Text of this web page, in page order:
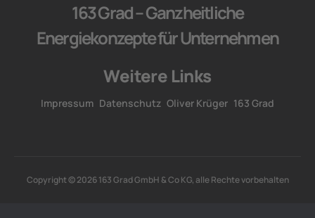
163 Grad – Ganzheitliche
Energiekonzepte für Unternehmen
Weitere Links
Impressum Datenschutz Oliver Krüger 163 Grad
Copyright © 2026 163 Grad GmbH & Co KG, alle Rechte vorbehalten